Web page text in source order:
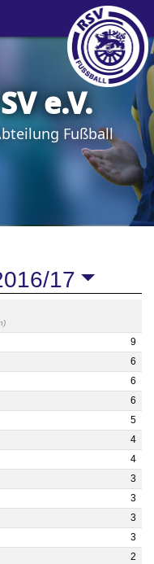
e.V.
Fußball
17
9
6
6
6
5
4
4
3
3
3
3
2